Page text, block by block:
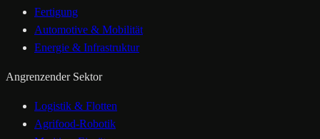
Fertigung
Automotive & Mobilität
Energie & Infrastruktur
Angrenzender Sektor
Logistik & Flotten
Agrifood-Robotik